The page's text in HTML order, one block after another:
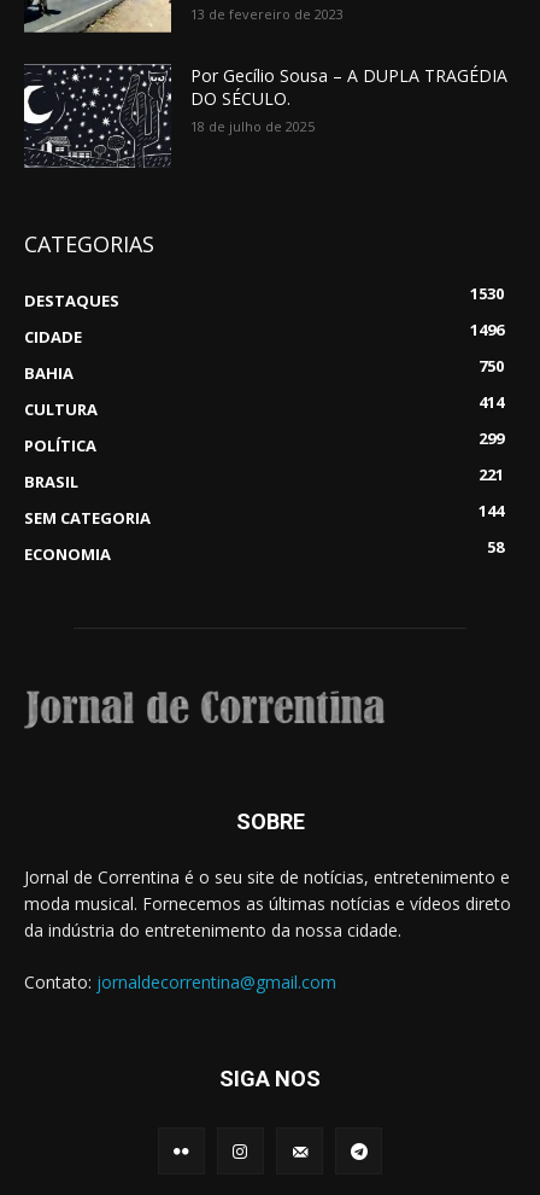
13 de fevereiro de 2023
Por Gecílio Sousa – A DUPLA TRAGÉDIA
DO SÉCULO.
18 de julho de 2025
CATEGORIAS
DESTAQUES
1530
CIDADE
1496
BAHIA
750
CULTURA
414
POLÍTICA
299
BRASIL
221
SEM CATEGORIA
144
ECONOMIA
58
SOBRE
Jornal de Correntina é o seu site de notícias, entretenimento e
moda musical. Fornecemos as últimas notícias e vídeos direto
da indústria do entretenimento da nossa cidade.
Contato: jornaldecorrentina@gmail.com
SIGA NOS